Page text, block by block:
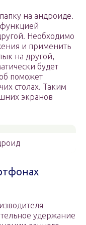
на андроиде.
функцией
Необходимо
и применить
на другой,
будет
поможет
столах. Таким
экранов
удержание